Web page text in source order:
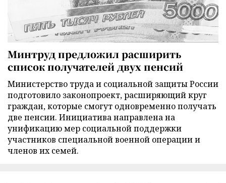
Минтруд предложил расширить
список получателей двух пенсий
Министерство труда и социальной защиты России
подготовило законопроект, расширяющий круг
граждан, которые смогут одновременно получать
две пенсии. Инициатива направлена на
унификацию мер социальной поддержки
участников специальной военной операции и
членов их семей.